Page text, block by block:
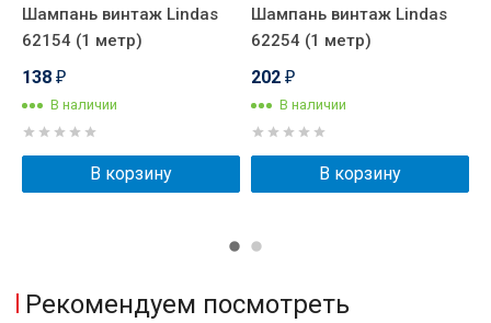
Шампань винтаж Lindas
62154 (1 метр)
138 ₽
В наличии
В корзину
Шампань винтаж Lindas
62254 (1 метр)
202 ₽
В наличии
В корзину
Рекомендуем посмотреть